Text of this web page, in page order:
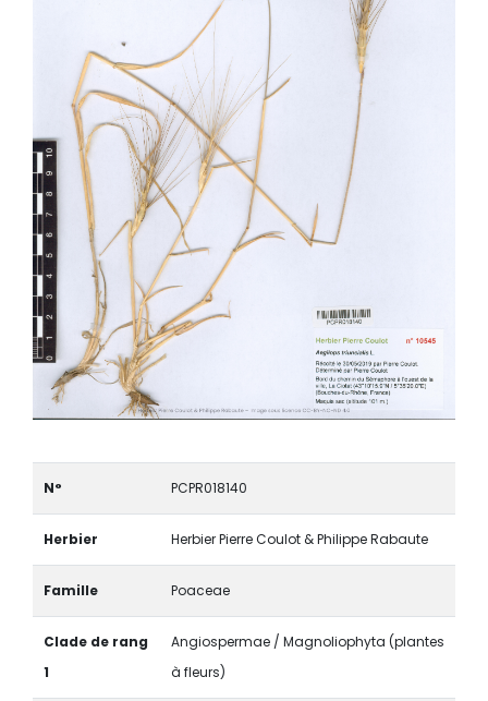
N° PCPR018140
Herbier Herbier Pierre Coulot & Philippe Rabaute
Famille Poaceae
Clade de rang
1
Angiospermae / Magnoliophyta (plantes
à fleurs)